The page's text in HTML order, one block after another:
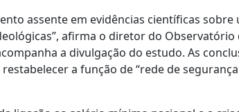
assente em evidências científicas
afirma o diretor do Observatório
a divulgação do estudo. As
a função de “rede de